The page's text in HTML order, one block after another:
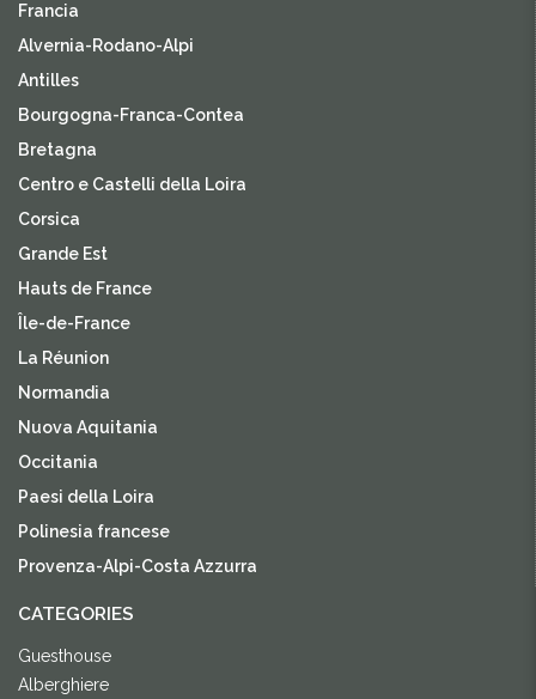
Francia
Alvernia-Rodano-Alpi
Antilles
Bourgogna-Franca-Contea
Bretagna
Centro e Castelli della Loira
Corsica
Grande Est
Hauts de France
Île-de-France
La Réunion
Normandia
Nuova Aquitania
Occitania
Paesi della Loira
Polinesia francese
Provenza-Alpi-Costa Azzurra
CATEGORIES
Guesthouse
Alberghiere